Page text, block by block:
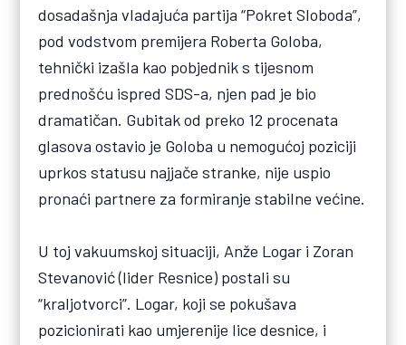
dosadašnja vladajuća partija “Pokret Sloboda”,
pod vodstvom premijera Roberta Goloba,
tehnički izašla kao pobjednik s tijesnom
prednošću ispred SDS-a, njen pad je bio
dramatičan. Gubitak od preko 12 procenata
glasova ostavio je Goloba u nemogućoj poziciji
uprkos statusu najjače stranke, nije uspio
pronaći partnere za formiranje stabilne većine.
U toj vakuumskoj situaciji, Anže Logar i Zoran
Stevanović (lider Resnice) postali su
“kraljotvorci”. Logar, koji se pokušava
pozicionirati kao umjerenije lice desnice, i